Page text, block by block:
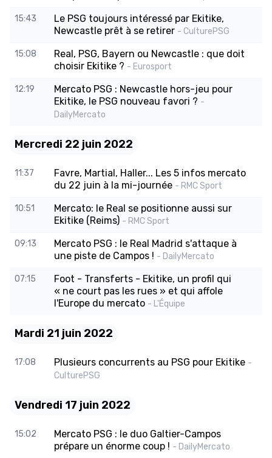
15:43
Le PSG toujours intéressé par Ekitike,
Newcastle prêt à se retirer - CulturePSG
15:08
Real, PSG, Bayern ou Newcastle : que doit
choisir Ekitike ? - Eurosport
12:19
Mercato PSG : Newcastle hors-jeu pour
Ekitike, le PSG nouveau favori ? -
DailyMercato
Mercredi 22 juin 2022
11:37
Favre, Martial, Haller... Les 5 infos mercato
du 22 juin à la mi-journée - RMC Sport
10:51
Mercato: le Real se positionne aussi sur
Ekitike (Reims) - RMC Sport
09:13
Mercato PSG : le Real Madrid s'attaque à
une piste de Campos ! - DailyMercato
07:15
Foot - Transferts - Ekitike, un profil qui
« ne court pas les rues » et qui affole
l'Europe du mercato - L'Équipe
Mardi 21 juin 2022
17:08 Plusieurs concurrents au PSG pour Ekitike -
CulturePSG
Vendredi 17 juin 2022
15:02
Mercato PSG : le duo Galtier-Campos
prépare un énorme coup ! - DailyMercato